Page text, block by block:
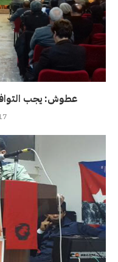
عطوش: يجب
17